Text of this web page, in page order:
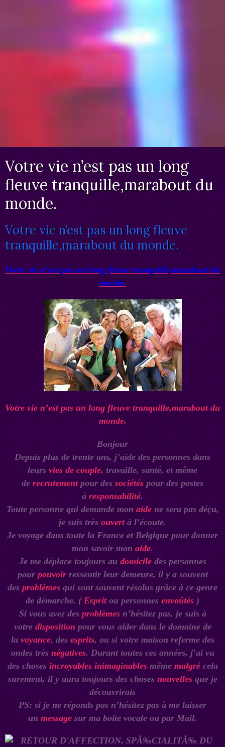
Votre vie n’est pas un long
fleuve tranquille,marabout du
monde.
Votre vie n’est pas un long fleuve
tranquille,marabout du monde.
Votre vie n’est pas un long fleuve tranquille,marabout du
monde.
Votre vie n’est pas un long fleuve tranquille,marabout du
monde.
Bonjour
Depuis plus de trente ans, j’aide des personnes dans
leurs vies de couple, travaille, santé, et même
de recrutement pour des sociétés pour des postes
à responsabilité.
Toute personne qui demande mon aide ne sera pas déçu,
je suis très ouvert à l’écoute.
Je voyage dans toute la France et Belgique pour donner
mon savoir mon aide.
Je me déplace toujours au domicile des personnes
pour pouvoir ressentir leur demeure, il y a souvent
des problèmes qui sont souvent résolus grâce à ce genre
de démarche. ( Esprit ou personnes envoûtés )
Si vous avez des problèmes n’hésitez pas, je suis à
votre disposition pour vous aider dans le domaine de
la voyance, des esprits, ou si votre maison referme des
ondes très négatives. Durant toutes ces années, j’ai vu
des choses incroyables inimaginables même malgré cela
surement, il y aura toujours des choses nouvelles que je
découvrirais
PS: si je ne réponds pas n’hésitez pas à me laisser
un message sur ma boite vocale ou par Mail.